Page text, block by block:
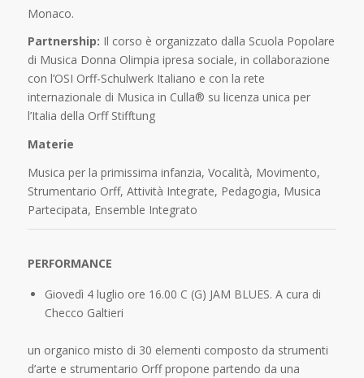
Monaco.
Partnership: Il corso è organizzato dalla Scuola Popolare
di Musica Donna Olimpia ipresa sociale, in collaborazione
con l’OSI Orff-Schulwerk Italiano e con la rete
internazionale di Musica in Culla® su licenza unica per
l’Italia della Orff Stifftung
Materie
Musica per la primissima infanzia, Vocalità, Movimento,
Strumentario Orff, Attività Integrate, Pedagogia, Musica
Partecipata, Ensemble Integrato
PERFORMANCE
Giovedì 4 luglio ore 16.00 C (G) JAM BLUES. A cura di
Checco Galtieri
un organico misto di 30 elementi composto da strumenti
d’arte e strumentario Orff propone partendo da una